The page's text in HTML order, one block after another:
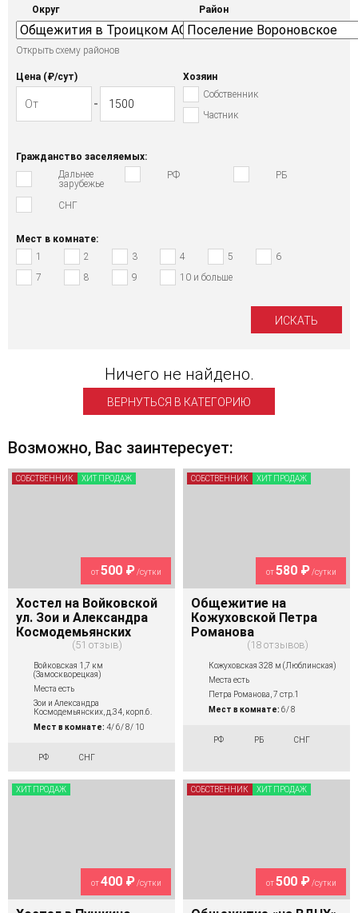
Округ
Открыть схему районов
Район
Цена (₽/cут)
Хозяин
Собственник
Частник
Гражданство заселяемых:
Дальнее
зарубежье
РФ РБ
СНГ
Мест в комнате:
1
2 3 4 5
6
7
8 9 10 и больше
Ничего не найдено.
ВЕРНУТЬСЯ В КАТЕГОРИЮ
Возможно, Вас заинтересует:
от500 ₽/сутки
Хостел на Войковской
ул. Зои и Александра
Космодемьянских
51 отзыв
Войковская 1,7 км
(Замоскворецкая)
Места есть
Зои и Александра
Космодемьянских, д.34, корп.6.
Мест в комнате: 4/ 6/ 8/ 10
РФ СНГ
СОБСТВЕННИК ХИТ ПРОДАЖ
от580 ₽/сутки
Общежитие на
Кожуховской Петра
Романова
18 отзывов
Кожуховская 328 м (Люблинская)
Места есть
Петра Романова, 7 стр.1
Мест в комнате: 6/ 8
РФ РБ СНГ
СОБСТВЕННИК ХИТ ПРОДАЖ
от400 ₽/сутки
ХИТ ПРОДАЖ
от500 ₽/сутки
СОБСТВЕННИК ХИТ ПРОДАЖ